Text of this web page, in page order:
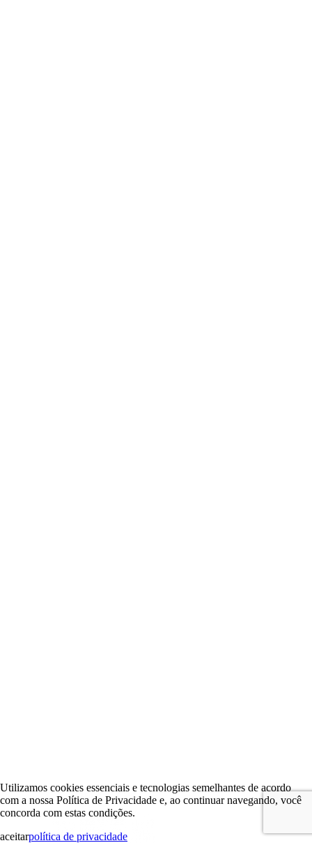
Utilizamos cookies essenciais e tecnologias semelhantes de acordo
com a nossa Política de Privacidade e, ao continuar navegando, você
concorda com estas condições.
aceitarpolítica de privacidade